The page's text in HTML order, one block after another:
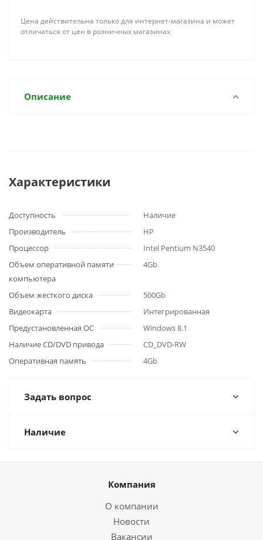
Цена действительна только для интернет-магазина и может
отличаться от цен в розничных магазинах
Описание
Характеристики
Доступность
Наличие
Производитель
HP
Процессор
Intel Pentium N3540
Объем оперативной памяти
компьютера
4Gb
Объем жесткого диска
500Gb
Видеокарта
Интегрированная
Предустановленная ОС
Windows 8.1
Наличие CD/DVD привода
CD_DVD-RW
Оперативная память
4Gb
Задать вопрос
Наличие
Компания
О компании
Новости
Вакансии